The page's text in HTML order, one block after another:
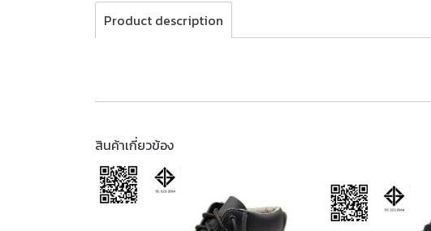
Product description
สินค้าเกี่ยวข้อง